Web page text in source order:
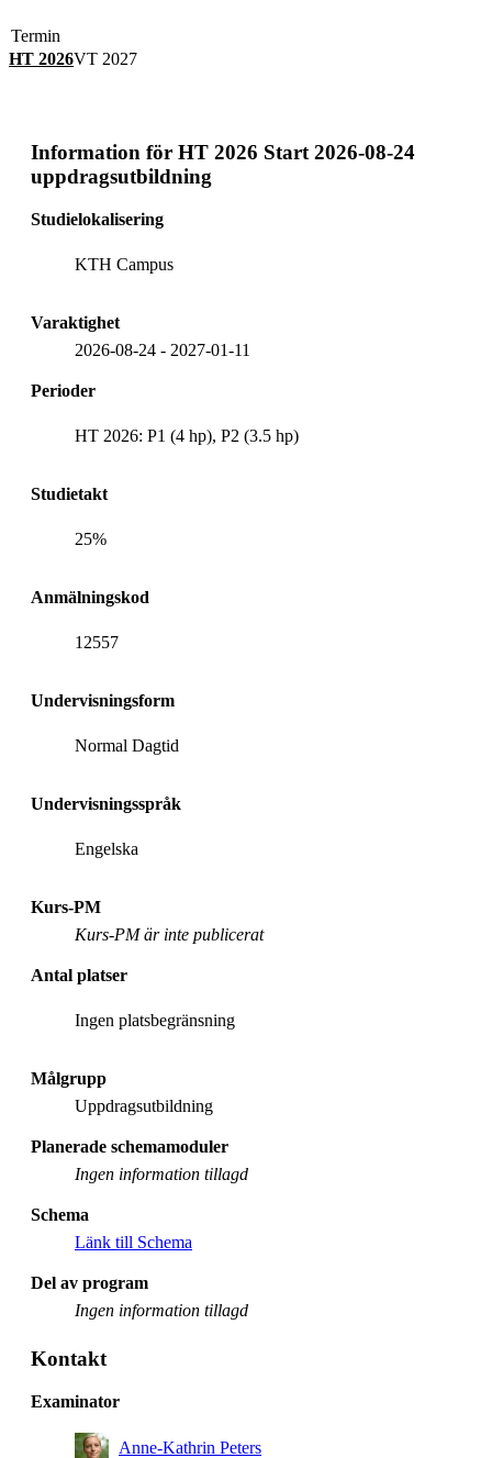
Termin
HT 2026VT 2027
Information för HT 2026 Start 2026-08-24
uppdragsutbildning
Studielokalisering
KTH Campus
Varaktighet
2026-08-24 - 2027-01-11
Perioder
HT 2026: P1 (4 hp), P2 (3.5 hp)
Studietakt
25%
Anmälningskod
12557
Undervisningsform
Normal Dagtid
Undervisningsspråk
Engelska
Kurs-PM
Kurs-PM är inte publicerat
Antal platser
Ingen platsbegränsning
Målgrupp
Uppdragsutbildning
Planerade schemamoduler
Ingen information tillagd
Schema
Länk till Schema
Del av program
Ingen information tillagd
Kontakt
Examinator
Anne-Kathrin Peters